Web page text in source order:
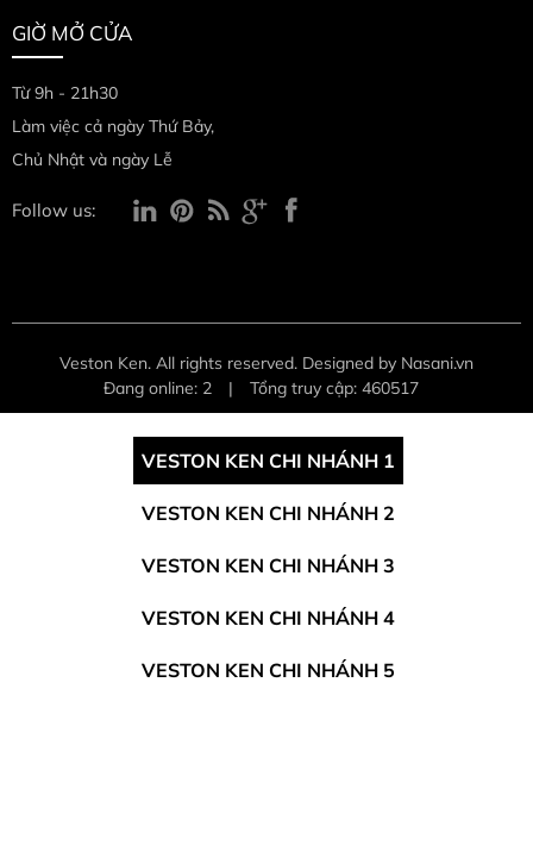
GIỜ MỞ CỬA
Từ 9h - 21h30
Làm việc cả ngày Thứ Bảy,
Chủ Nhật và ngày Lễ
Follow us:
Veston Ken. All rights reserved. Designed by Nasani.vn
Đang online: 2
| Tổng truy cập: 460517
VESTON KEN CHI NHÁNH 1
VESTON KEN CHI NHÁNH 2
VESTON KEN CHI NHÁNH 3
VESTON KEN CHI NHÁNH 4
VESTON KEN CHI NHÁNH 5